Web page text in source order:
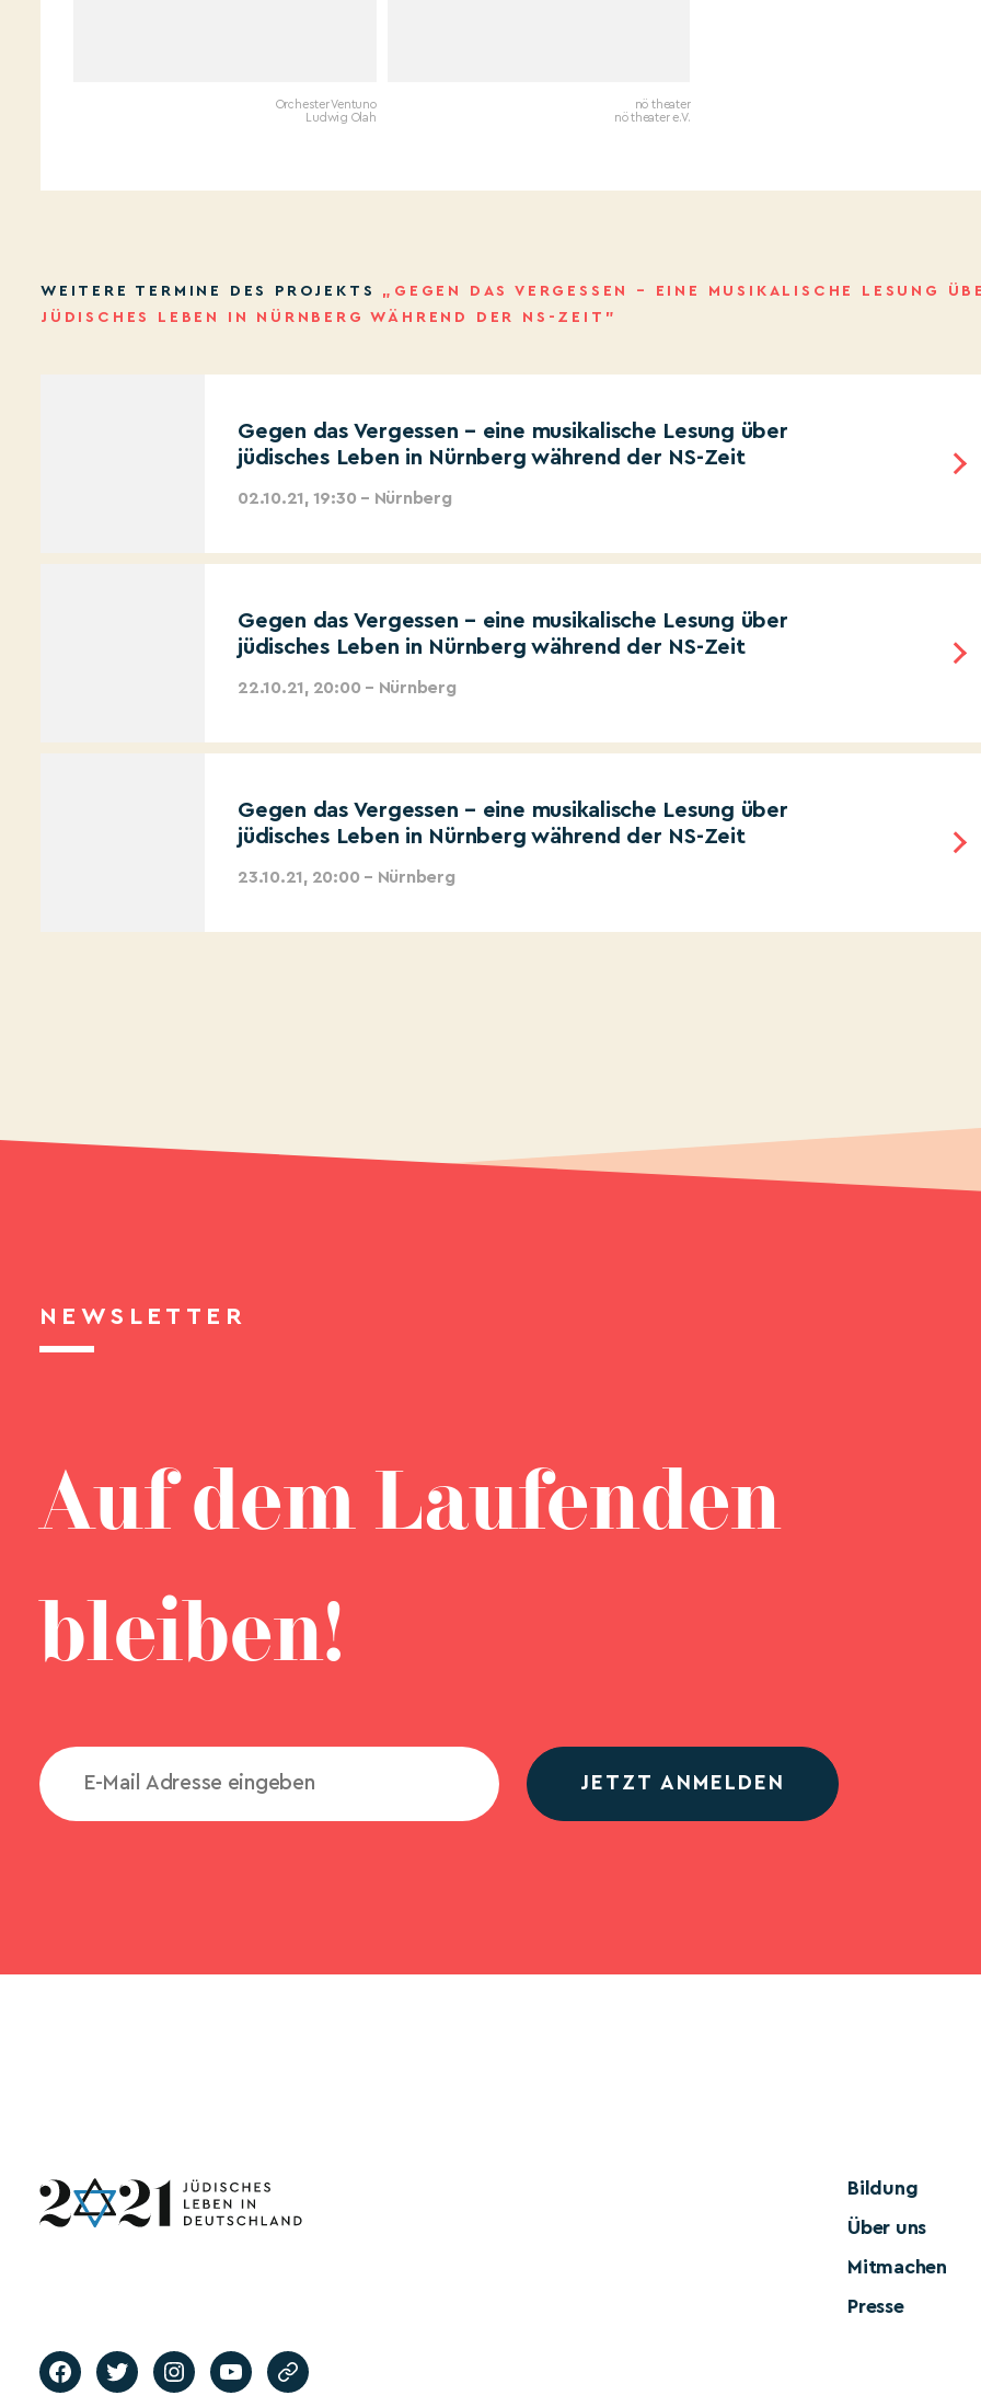
Orchester Ventuno
Ludwig Olah
nö theater
nö theater e.V.
WEITERE TERMINE DES PROJEKTS „GEGEN DAS VERGESSEN – EINE MUSIKALISCHE LESUNG
JÜDISCHES LEBEN IN NÜRNBERG WÄHREND DER NS-ZEIT”
Gegen das Vergessen – eine musikalische Lesung über
jüdisches Leben in Nürnberg während der NS-Zeit
02.10.21, 19:30 – Nürnberg
Gegen das Vergessen – eine musikalische Lesung über
jüdisches Leben in Nürnberg während der NS-Zeit
22.10.21, 20:00 – Nürnberg
Gegen das Vergessen – eine musikalische Lesung über
jüdisches Leben in Nürnberg während der NS-Zeit
23.10.21, 20:00 – Nürnberg
NEWSLETTER
Auf dem Laufenden
bleiben!
JETZT ANMELDEN
Bildung
Über uns
Mitmachen
Presse